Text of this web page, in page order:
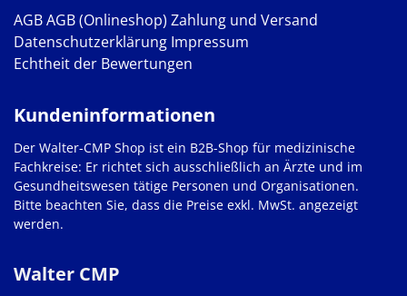
AGBAGB (Onlineshop) Zahlung und Versand
Datenschutzerklärung Impressum
Echtheit der Bewertungen
Walter CMP
Kundeninformationen
Der Walter-CMP Shop ist ein B2B-Shop für medizinische
Fachkreise: Er richtet sich ausschließlich an Ärzte und im
Gesundheitswesen tätige Personen und Organisationen.
Bitte beachten Sie, dass die Preise exkl. MwSt. angezeigt
werden.